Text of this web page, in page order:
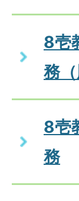
8壱
務（
8壱
務